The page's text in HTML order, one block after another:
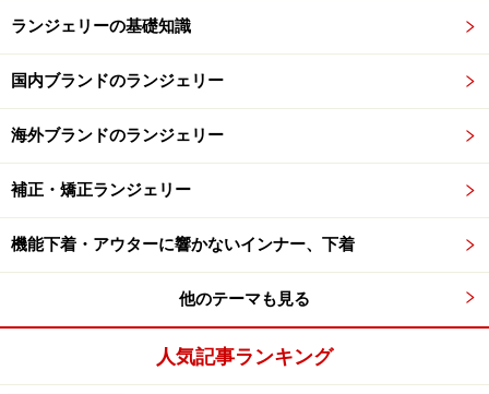
ランジェリーの基礎知識
国内ブランドのランジェリー
海外ブランドのランジェリー
補正・矯正ランジェリー
機能下着・アウターに響かないインナー、下着
他のテーマも見る
人気記事ランキング